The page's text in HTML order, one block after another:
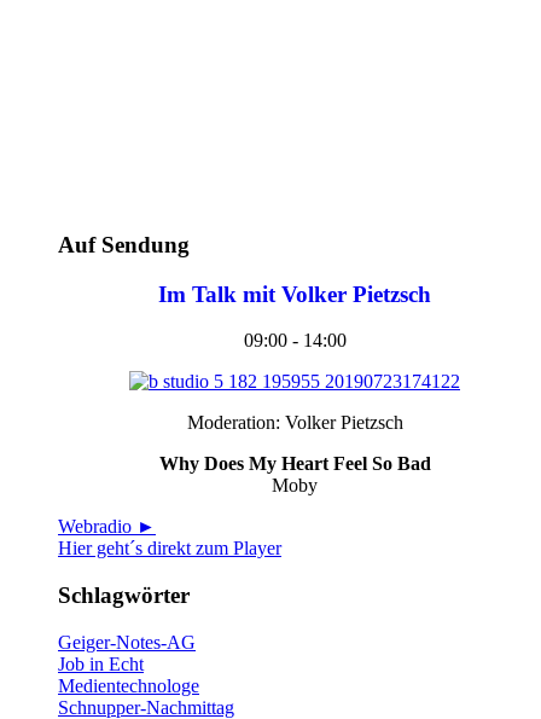
Auf Sendung
Im Talk mit Volker Pietzsch
09:00 - 14:00
Moderation: Volker Pietzsch
Why Does My Heart Feel So Bad
Moby
Webradio ►
Hier geht´s direkt zum Player
Schlagwörter
Geiger-Notes-AG
Job in Echt
Medientechnologe
Schnupper-Nachmittag